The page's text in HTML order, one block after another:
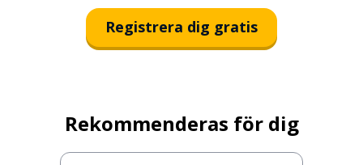
Registrera dig gratis
Rekommenderas för dig